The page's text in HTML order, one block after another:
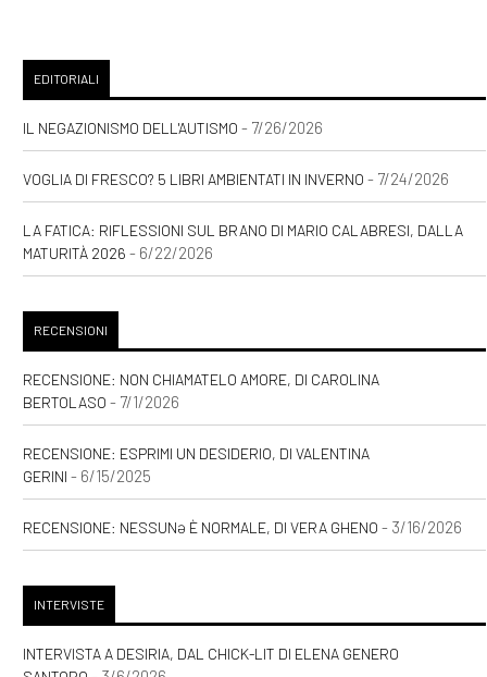
EDITORIALI
IL NEGAZIONISMO DELL'AUTISMO - 7/26/2026
VOGLIA DI FRESCO? 5 LIBRI AMBIENTATI IN INVERNO - 7/24/2026
LA FATICA: RIFLESSIONI SUL BRANO DI MARIO CALABRESI, DALLA
MATURITÀ 2026 - 6/22/2026
RECENSIONI
RECENSIONE: NON CHIAMATELO AMORE, DI CAROLINA
BERTOLASO - 7/1/2026
RECENSIONE: ESPRIMI UN DESIDERIO, DI VALENTINA
GERINI - 6/15/2025
RECENSIONE: NESSUNƏ È NORMALE, DI VERA GHENO - 3/16/2026
INTERVISTE
INTERVISTA A DESIRIA, DAL CHICK-LIT DI ELENA GENERO